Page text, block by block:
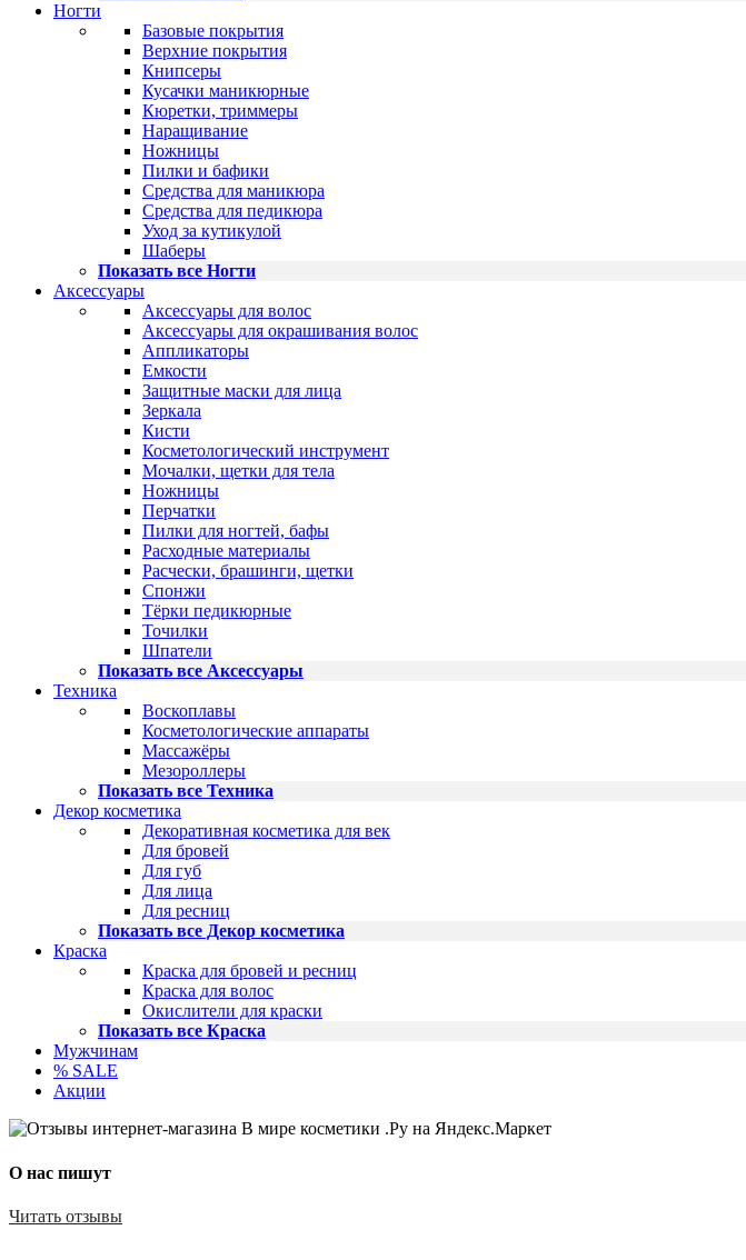
Ногти
Базовые покрытия
Верхние покрытия
Книпсеры
Кусачки маникюрные
Кюретки, триммеры
Наращивание
Ножницы
Пилки и бафики
Средства для маникюра
Средства для педикюра
Уход за кутикулой
Шаберы
Показать все Ногти
Аксессуары
Аксессуары для волос
Аксессуары для окрашивания волос
Аппликаторы
Емкости
Защитные маски для лица
Зеркала
Кисти
Косметологический инструмент
Мочалки, щетки для тела
Ножницы
Перчатки
Пилки для ногтей, бафы
Расходные материалы
Расчески, брашинги, щетки
Спонжи
Тёрки педикюрные
Точилки
Шпатели
Показать все Аксессуары
Техника
Воскоплавы
Косметологические аппараты
Массажёры
Мезороллеры
Показать все Техника
Декор косметика
Декоративная косметика для век
Для бровей
Для губ
Для лица
Для ресниц
Показать все Декор косметика
Краска
Краска для бровей и ресниц
Краска для волос
Окислители для краски
Показать все Краска
Мужчинам
% SALE
Акции
О нас пишут
Читать отзывы